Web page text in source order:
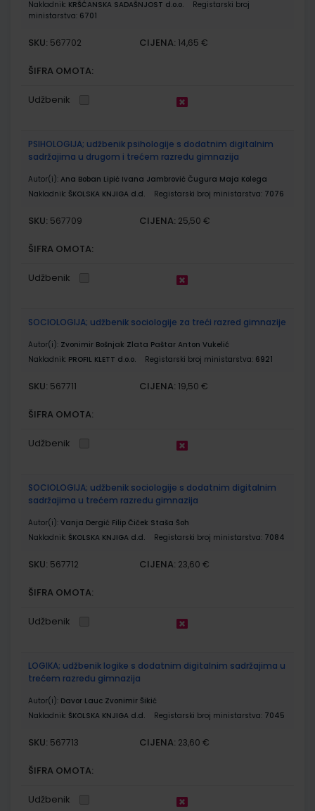
Nakladnik: KRŠĆANSKA SADAŠNJOST d.o.o.
Registarski broj
ministarstva: 6701
SKU: 567702 CIJENA: 14,65 €
ŠIFRA OMOTA:
Udžbenik
PSIHOLOGIJA; udžbenik psihologije s dodatnim digitalnim
sadržajima u drugom i trećem razredu gimnazija
Autor(i): Ana Boban Lipić Ivana Jambrović Čugura Maja Kolega
Nakladnik: ŠKOLSKA KNJIGA d.d. Registarski broj ministarstva: 7076
SKU: 567709 CIJENA: 25,50 €
ŠIFRA OMOTA:
Udžbenik
SOCIOLOGIJA; udžbenik sociologije za treći razred gimnazije
Autor(i): Zvonimir Bošnjak Zlata Paštar Anton Vukelić
Nakladnik: PROFIL KLETT d.o.o. Registarski broj ministarstva: 6921
SKU: 567711 CIJENA: 19,50 €
ŠIFRA OMOTA:
Udžbenik
SOCIOLOGIJA; udžbenik sociologije s dodatnim digitalnim
sadržajima u trećem razredu gimnazija
Autor(i): Vanja Dergić Filip Čiček Staša Šoh
Nakladnik: ŠKOLSKA KNJIGA d.d. Registarski broj ministarstva: 7084
SKU: 567712 CIJENA: 23,60 €
ŠIFRA OMOTA:
Udžbenik
LOGIKA; udžbenik logike s dodatnim digitalnim sadržajima u
trećem razredu gimnazija
Autor(i): Davor Lauc Zvonimir Šikić
Nakladnik: ŠKOLSKA KNJIGA d.d. Registarski broj ministarstva: 7045
SKU: 567713 CIJENA: 23,60 €
ŠIFRA OMOTA:
Udžbenik